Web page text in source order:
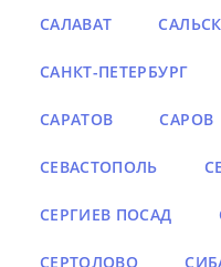
САЛАВАТ САЛЬСК
САНКТ-ПЕТЕРБУРГ
САРАТОВ САРОВ
СЕВАСТОПОЛЬ
СЕРГИЕВ ПОСАД
СЕРТОЛОВО